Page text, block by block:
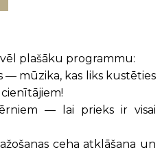
plašāku programmu:
— mūzika, kas liks kustēties
— lai prieks ir visai
ceha atklāšana un